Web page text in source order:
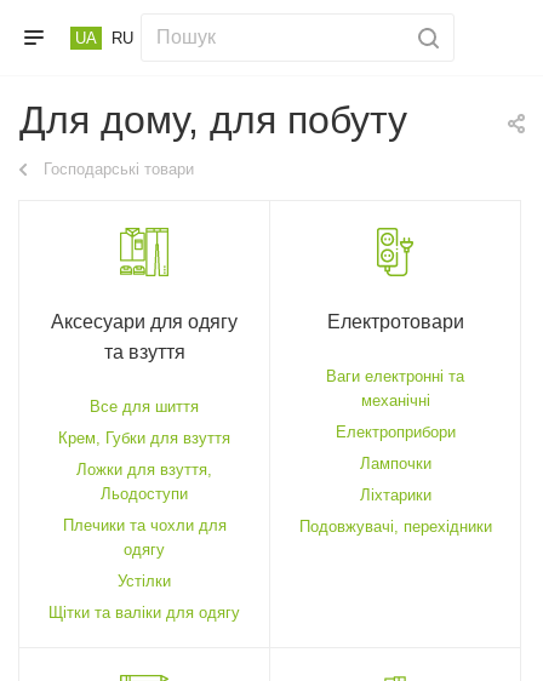
UA RU
Для дому, для побуту
Господарські товари
Аксесуари для одягу
та взуття
Все для шиття
Крем, Губки для взуття
Ложки для взуття,
Льодоступи
Плечики та чохли для
одягу
Устілки
Щітки та валіки для одягу
Електротовари
Ваги електронні та
механічні
Електроприбори
Лампочки
Ліхтарики
Подовжувачі, перехідники